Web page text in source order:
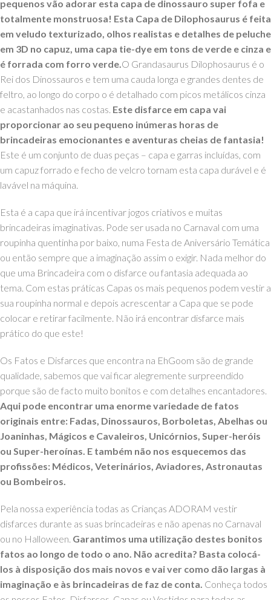
pequenos vão adorar esta capa de dinossauro super fofa e
totalmente monstruosa! Esta Capa de Dilophosaurus é feita
em veludo texturizado, olhos realistas e detalhes de peluche
em 3D no capuz, uma capa tie-dye em tons de verde e cinza e
é forrada com forro verde.O Grandasaurus Dilophosaurus é o
Rei dos Dinossauros e tem uma cauda longa e grandes dentes de
feltro, ao longo do corpo o é detalhado com picos metálicos cinza
e acastanhados nas costas. Este disfarce em capa vai
proporcionar ao seu pequeno inúmeras horas de
brincadeiras emocionantes e aventuras cheias de fantasia!
Este é um conjunto de duas peças – capa e garras incluídas, com
um capuz forrado e fecho de velcro tornam esta capa durável e é
lavável na máquina.
Esta é a capa que irá incentivar jogos criativos e muitas
brincadeiras imaginativas. Pode ser usada no Carnaval com uma
roupinha quentinha por baixo, numa Festa de Aniversário Temática
ou então sempre que a imaginação assim o exigir. Nada melhor do
que uma Brincadeira com o disfarce ou fantasia adequada ao
tema. Com estas práticas Capas os mais pequenos podem vestir a
sua roupinha normal e depois acrescentar a Capa que se pode
colocar e retirar facilmente. Não irá encontrar disfarce mais
prático do que este!
Os Fatos e Disfarces que encontra na EhGoom são de grande
qualidade, sabemos que vai ficar alegremente surpreendido
porque são de facto muito bonitos e com detalhes encantadores.
Aqui pode encontrar uma enorme variedade de fatos
originais entre: Fadas, Dinossauros, Borboletas, Abelhas ou
Joaninhas, Mágicos e Cavaleiros, Unicórnios, Super-heróis
ou Super-heroínas. E também não nos esquecemos das
profissões: Médicos, Veterinários, Aviadores, Astronautas
ou Bombeiros.
Pela nossa experiência todas as Crianças ADORAM vestir
disfarces durante as suas brincadeiras e não apenas no Carnaval
ou no Halloween. Garantimos uma utilização destes bonitos
fatos ao longo de todo o ano. Não acredita? Basta colocá-
los à disposição dos mais novos e vai ver como dão largas à
imaginação e às brincadeiras de faz de conta. Conheça todos